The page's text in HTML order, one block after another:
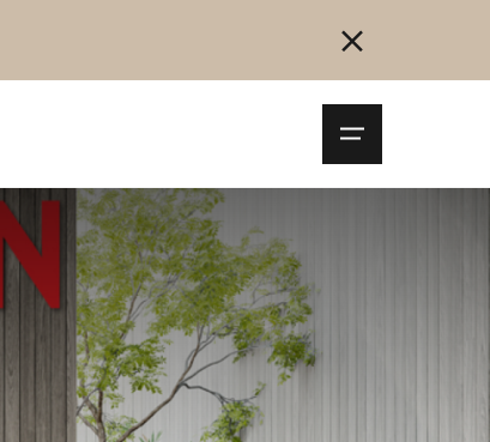
Se connecter
Démarrez maintenant